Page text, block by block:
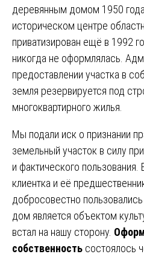
деревянным домом 1950
историческом центре
приватизирован ещё в 1992
никогда не оформлялась.
предоставлении участка в
земля резервируется под
многоквартирного жилья.
Мы подали иск о признании
земельный участок в силу
и фактического
клиентка и её
добросовестно
дом является объектом
встал на нашу сторону.
собственность состоялось